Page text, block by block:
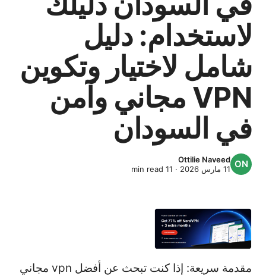
لاستخدام: دليل
شامل لاختيار وتكوين
VPN مجاني وآمن
في السودان
Ottilie Naveed
11 مارس 2026
·
11
مقدمة سريعة: إذا كنت تبحث عن أفضل vpn مجاني